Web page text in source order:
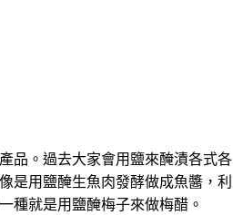
品。過去大家會用鹽來醃漬各式各
是用鹽醃生魚肉發酵做成魚醬，利
種就是用鹽醃梅子來做梅醋。